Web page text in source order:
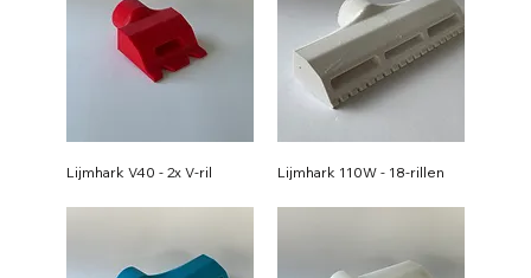
Lijmhark V40 - 2x V-ril Lijmhark 110W - 18-rillen